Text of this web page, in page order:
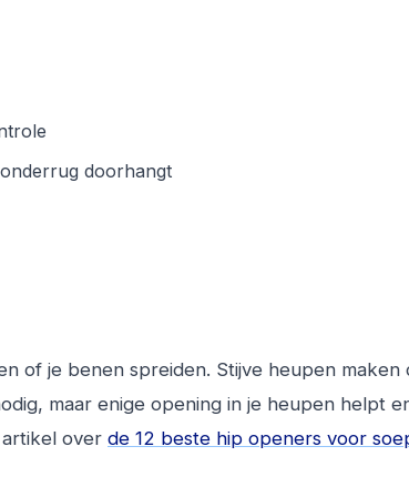
doorhangt
of je benen spreiden. Stijve heupen maken
maar enige opening in je heupen helpt
over de 12 beste hip openers voor